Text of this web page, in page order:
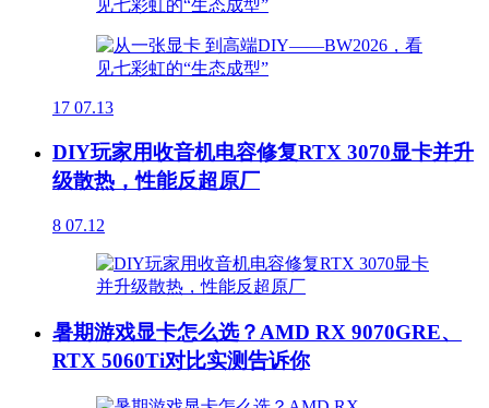
17 07.13
DIY玩家用收音机电容修复RTX 3070显卡并升
级散热，性能反超原厂
8 07.12
暑期游戏显卡怎么选？AMD RX 9070GRE、
RTX 5060Ti对比实测告诉你